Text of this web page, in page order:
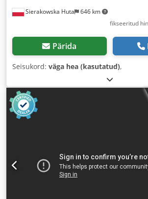
Sierakowska Huta 646 km
fikseeritud
Pärida
Seisukord: väga hea (kasutatud),